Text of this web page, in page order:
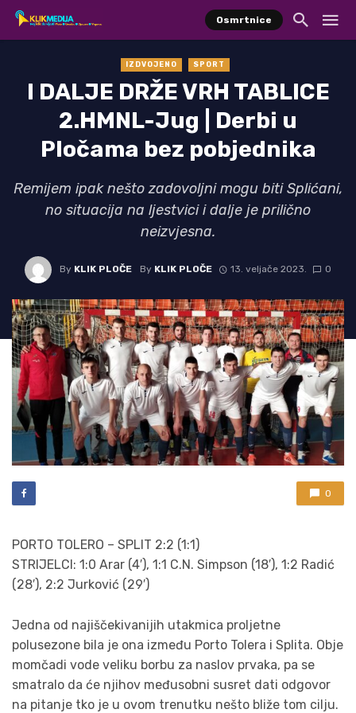
Osmrtnice
IZDVOJENO SPORT
I DALJE DRŽE VRH TABLICE
2.HMNL-Jug | Derbi u
Pločama bez pobjednika
Remijem ipak nešto zadovoljni mogu biti Splićani,
no situacija na ljestvici i dalje je prilično
neizvjesna.
By KLIK PLOČE By KLIK PLOČE 13. veljače 2023. 0
0
PORTO TOLERO – SPLIT 2:2 (1:1)
STRIJELCI: 1:0 Arar (4′), 1:1 C.N. Simpson (18′), 1:2 Radić
(28′), 2:2 Jurković (29′)
Jedna od najiščekivanijih utakmica proljetne
polusezone bila je ona između Porto Tolera i Splita. Obje
momčadi vode veliku borbu za naslov prvaka, pa se
smatralo da će njihov međusobni susret dati odgovor
na pitanje tko je u ovom trenutku nešto bliže tom cilju.